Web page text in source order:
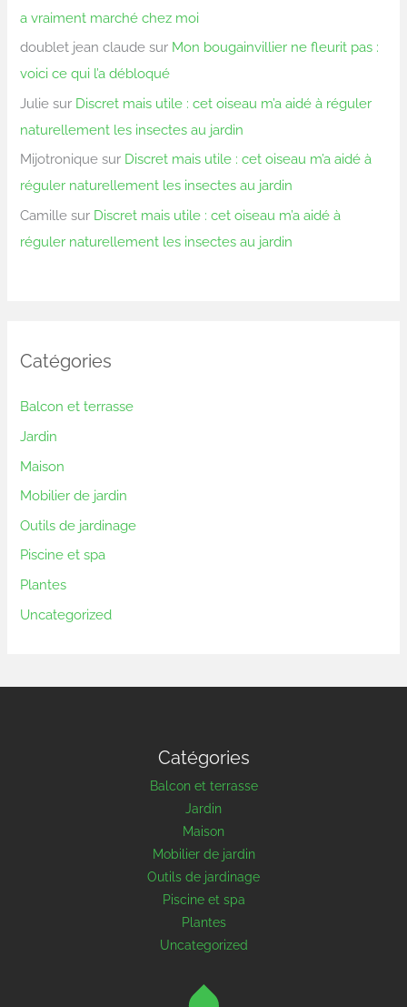
a vraiment marché chez moi
doublet jean claude sur Mon bougainvillier ne fleurit pas :
voici ce qui l’a débloqué
Julie sur Discret mais utile : cet oiseau m’a aidé à réguler
naturellement les insectes au jardin
Mijotronique sur Discret mais utile : cet oiseau m’a aidé à
réguler naturellement les insectes au jardin
Camille sur Discret mais utile : cet oiseau m’a aidé à
réguler naturellement les insectes au jardin
Catégories
Balcon et terrasse
Jardin
Maison
Mobilier de jardin
Outils de jardinage
Piscine et spa
Plantes
Uncategorized
Catégories
Balcon et terrasse
Jardin
Maison
Mobilier de jardin
Outils de jardinage
Piscine et spa
Plantes
Uncategorized